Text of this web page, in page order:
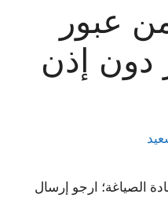
عبور
إذن
الصياغة؛ ارجو إرسال